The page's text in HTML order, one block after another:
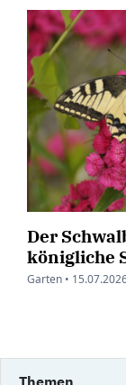
Der
königliche
Garten •